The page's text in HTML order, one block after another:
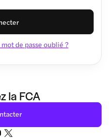
de passe oublié ?
la FCA